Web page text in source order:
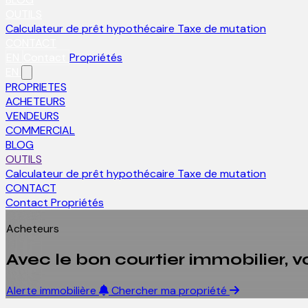
Calculateur de prêt hypothécaire Taxe de mutation
Propriétés
PROPRIETES
ACHETEURS
VENDEURS
COMMERCIAL
BLOG
OUTILS
Calculateur de prêt hypothécaire Taxe de mutation
CONTACT
Contact Propriétés
Acheteurs
Avec le bon courtier immobilier,
Alerte immobilière
Chercher ma propriété